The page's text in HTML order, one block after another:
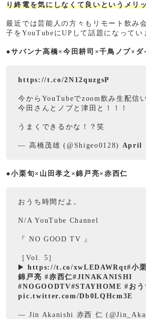
り終電を気にしなくて良いというメリ
最近では芸能人の方々もリモート飲み
子をYouTubeにUPして話題になってい
●サバンナ高橋×今田耕司×千鳥ノブ×ダ
https://t.co/2N12quzgsP
今からYouTubeでzoom飲み生配信
今田さんとノブと津田と！！！
うまくできるかな！？笑
— 高橋茂雄 (@Shigeo0128) April
●小栗旬×山田孝之×錦戸亮×赤西仁
おうち時間だよ。
N/A YouTube Channel
『 NO GOOD TV 』
［Vol. 5］
▶️ https://t.co/xwLEDAWRqt#小
錦戸亮 #赤西仁#JINAKANISHI
#NOGOODTV#STAYHOME #おう
pic.twitter.com/Db0LQHcm3E
— Jin Akanishi 赤西 仁